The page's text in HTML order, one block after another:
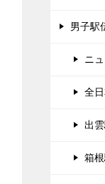
男子駅
ニ
全
出
箱